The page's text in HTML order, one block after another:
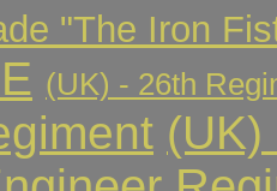
"The Iron
(UK) - 26th